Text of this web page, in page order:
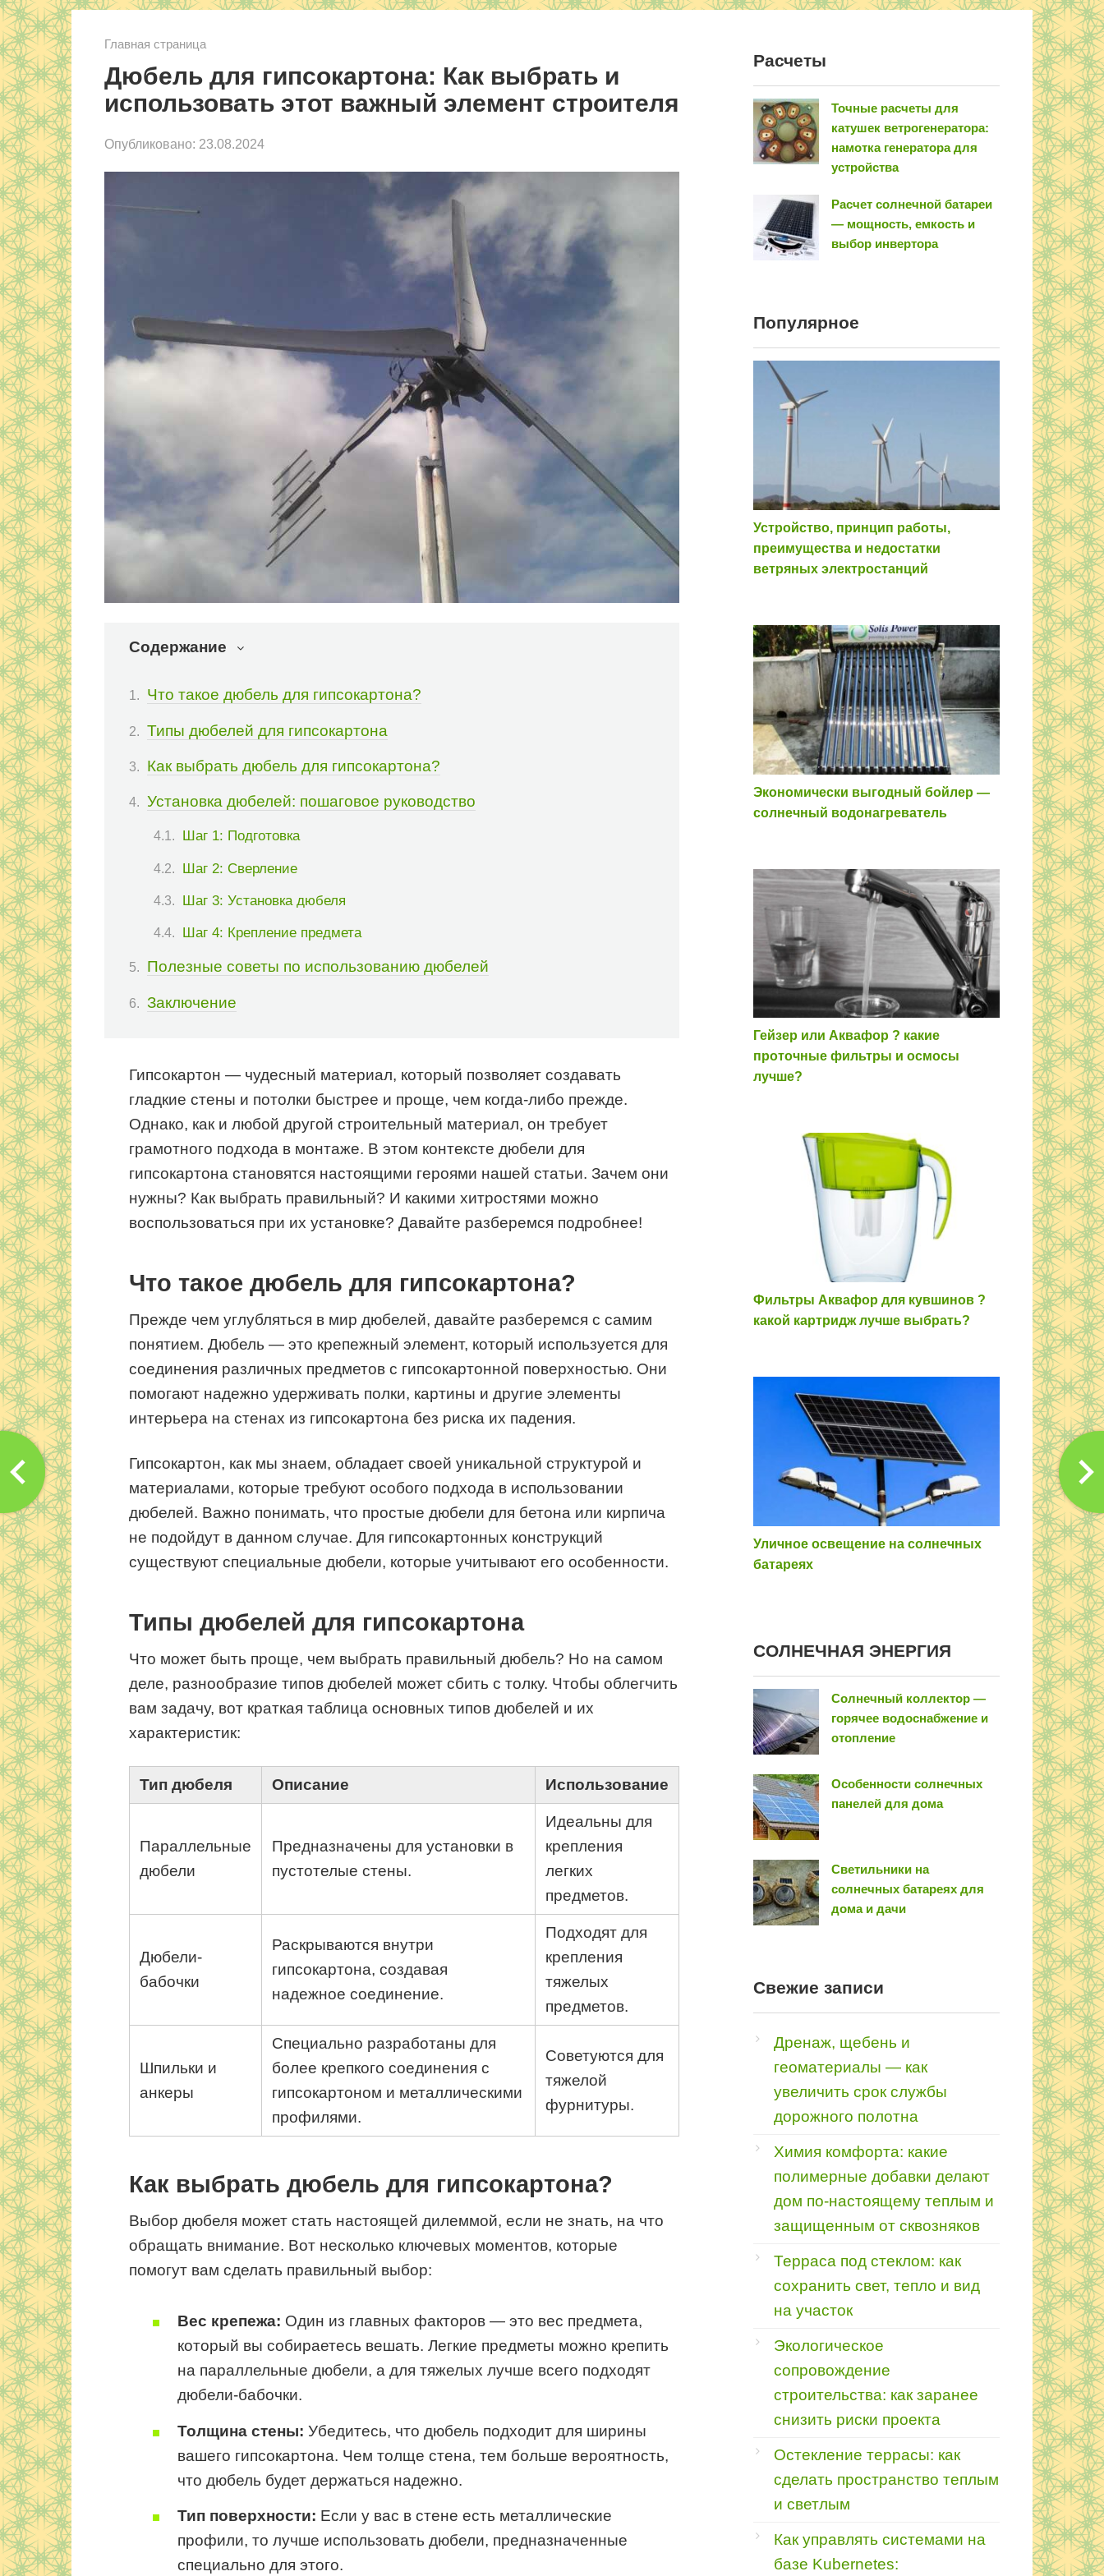
Главная страница
Дюбель для гипсокартона: Как выбрать и
использовать этот важный элемент строителя
Опубликовано: 23.08.2024
Содержание
Что такое дюбель для гипсокартона?
Типы дюбелей для гипсокартона
Как выбрать дюбель для гипсокартона?
Установка дюбелей: пошаговое руководство
Шаг 1: Подготовка
Шаг 2: Сверление
Шаг 3: Установка дюбеля
Шаг 4: Крепление предмета
Полезные советы по использованию дюбелей
Заключение
Гипсокартон — чудесный материал, который позволяет создавать
гладкие стены и потолки быстрее и проще, чем когда-либо прежде.
Однако, как и любой другой строительный материал, он требует
грамотного подхода в монтаже. В этом контексте дюбели для
гипсокартона становятся настоящими героями нашей статьи. Зачем они
нужны? Как выбрать правильный? И какими хитростями можно
воспользоваться при их установке? Давайте разберемся подробнее!
Что такое дюбель для гипсокартона?
Прежде чем углубляться в мир дюбелей, давайте разберемся с самим
понятием. Дюбель — это крепежный элемент, который используется для
соединения различных предметов с гипсокартонной поверхностью. Они
помогают надежно удерживать полки, картины и другие элементы
интерьера на стенах из гипсокартона без риска их падения.
Гипсокартон, как мы знаем, обладает своей уникальной структурой и
материалами, которые требуют особого подхода в использовании
дюбелей. Важно понимать, что простые дюбели для бетона или кирпича
не подойдут в данном случае. Для гипсокартонных конструкций
существуют специальные дюбели, которые учитывают его особенности.
Типы дюбелей для гипсокартона
Что может быть проще, чем выбрать правильный дюбель? Но на самом
деле, разнообразие типов дюбелей может сбить с толку. Чтобы облегчить
вам задачу, вот краткая таблица основных типов дюбелей и их
характеристик:
Тип дюбеля Описание Использование
Параллельные
дюбели
Предназначены для установки в
пустотелые стены.
Идеальны для
крепления
легких
предметов.
Дюбели-
бабочки
Раскрываются внутри
гипсокартона, создавая
надежное соединение.
Подходят для
крепления
тяжелых
предметов.
Шпильки и
анкеры
Специально разработаны для
более крепкого соединения с
гипсокартоном и металлическими
профилями.
Советуются для
тяжелой
фурнитуры.
Как выбрать дюбель для гипсокартона?
Выбор дюбеля может стать настоящей дилеммой, если не знать, на что
обращать внимание. Вот несколько ключевых моментов, которые
помогут вам сделать правильный выбор:
Вес крепежа: Один из главных факторов — это вес предмета,
который вы собираетесь вешать. Легкие предметы можно крепить
на параллельные дюбели, а для тяжелых лучше всего подходят
дюбели-бабочки.
Толщина стены: Убедитесь, что дюбель подходит для ширины
вашего гипсокартона. Чем толще стена, тем больше вероятность,
что дюбель будет держаться надежно.
Тип поверхности: Если у вас в стене есть металлические
профили, то лучше использовать дюбели, предназначенные
специально для этого.
Расчеты
Точные расчеты для
катушек ветрогенератора:
намотка генератора для
устройства
Расчет солнечной батареи
— мощность, емкость и
выбор инвертора
Популярное
Устройство, принцип работы,
преимущества и недостатки
ветряных электростанций
Экономически выгодный бойлер —
солнечный водонагреватель
Гейзер или Аквафор ? какие
проточные фильтры и осмосы
лучше?
Фильтры Аквафор для кувшинов ?
какой картридж лучше выбрать?
Уличное освещение на солнечных
батареях
COЛНEЧНAЯ ЭНEPГИЯ
Солнечный коллектор —
горячее водоснабжение и
отопление
Особенности солнечных
панелей для дома
Светильники на
солнечных батареях для
дома и дачи
Свежие записи
Дренаж, щебень и
геоматериалы — как
увеличить срок службы
дорожного полотна
Химия комфорта: какие
полимерные добавки делают
дом по-настоящему теплым и
защищенным от сквозняков
Терраса под стеклом: как
сохранить свет, тепло и вид
на участок
Экологическое
сопровождение
строительства: как заранее
снизить риски проекта
Остекление террасы: как
сделать пространство теплым
и светлым
Как управлять системами на
базе Kubernetes: